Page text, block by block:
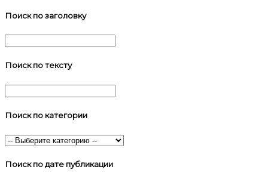
Поиск по заголовку
Поиск по тексту
Поиск по категории
Поиск по дате публикации